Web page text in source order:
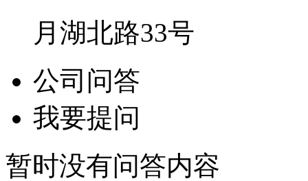
月湖北路33号
公司问答
我要提问
暂时没有问答内容